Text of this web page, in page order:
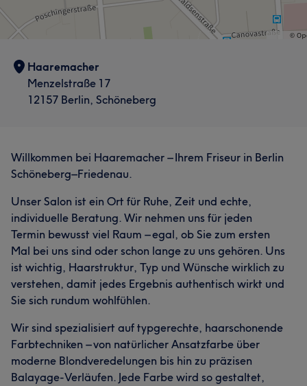
Haaremacher
Menzelstraße 17
12157 Berlin, Schöneberg
Willkommen bei Haaremacher – Ihrem Friseur in Berlin
Schöneberg–Friedenau.
Unser Salon ist ein Ort für Ruhe, Zeit und echte,
individuelle Beratung. Wir nehmen uns für jeden
Termin bewusst viel Raum – egal, ob Sie zum ersten
Mal bei uns sind oder schon lange zu uns gehören. Uns
ist wichtig, Haarstruktur, Typ und Wünsche wirklich zu
verstehen, damit jedes Ergebnis authentisch wirkt und
Sie sich rundum wohlfühlen.
Wir sind spezialisiert auf typgerechte, haarschonende
Farbtechniken – von natürlicher Ansatzfarbe über
moderne Blondveredelungen bis hin zu präzisen
Balayage-Verläufen. Jede Farbe wird so gestaltet,